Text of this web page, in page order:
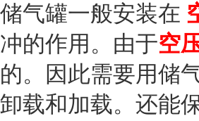
储气罐一般安装在
冲的作用。由于空
的。因此需要用储
卸载和加载。还能